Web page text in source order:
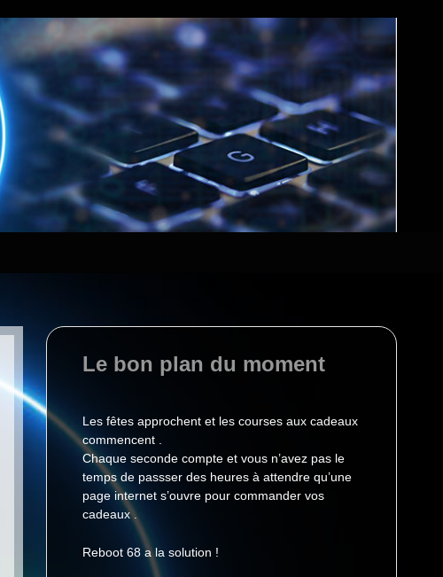
Le bon plan du moment
Les fêtes approchent et les courses aux cadeaux
commencent .
Chaque seconde compte et vous n’avez pas le
temps de passser des heures à attendre qu’une
page internet s’ouvre pour commander vos
cadeaux .
Reboot 68 a la solution !